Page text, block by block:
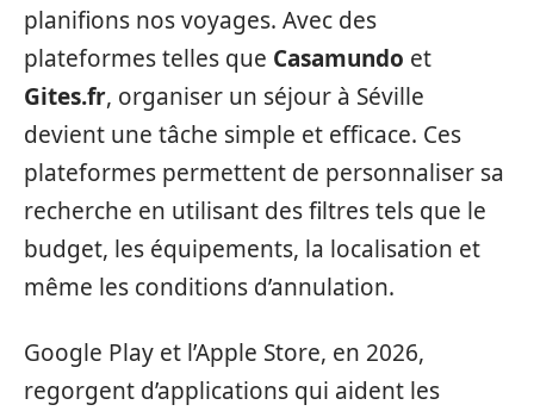
planifions nos voyages. Avec des
plateformes telles que Casamundo et
Gites.fr, organiser un séjour à Séville
devient une tâche simple et efficace. Ces
plateformes permettent de personnaliser sa
recherche en utilisant des filtres tels que le
budget, les équipements, la localisation et
même les conditions d’annulation.
Google Play et l’Apple Store, en 2026,
regorgent d’applications qui aident les